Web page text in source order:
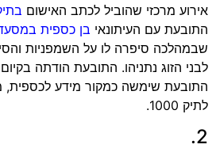
אירוע מרכזי שהוביל לכתב האישום בתיק
התובעת עם העיתונאי בן כספית
שבמהלכה סיפרה לו על השמפניות
לבני הזוג נתניהו. התובעת הודתה
התובעת שימשה כמקור מידע לכספית,
לתיק 1000.
2
.